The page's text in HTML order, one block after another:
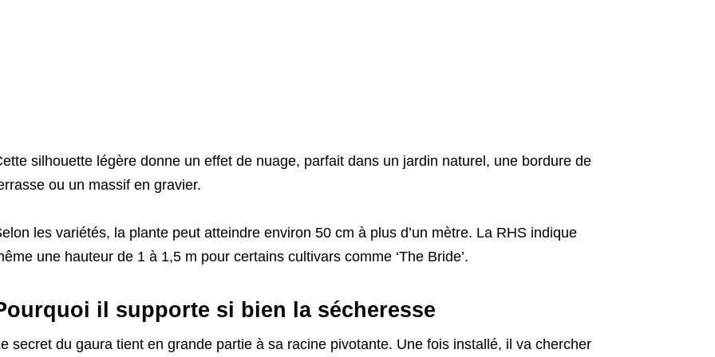
silhouette légère donne un effet de nuage, parfait dans un jardin naturel, une bordure de
ou un massif en gravier.
les variétés, la plante peut atteindre environ 50 cm à plus d’un mètre. La RHS indique
une hauteur de 1 à 1,5 m pour certains cultivars comme ‘The Bride’.
il supporte si bien la sécheresse
secret du gaura tient en grande partie à sa racine pivotante. Une fois installé, il va chercher